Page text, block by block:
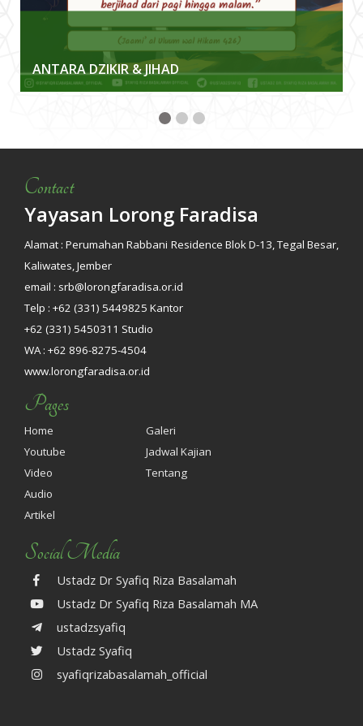
ANTARA DZIKIR & JIHAD
Contact
Yayasan Lorong Faradisa
Alamat : Perumahan Rabbani Residence Blok D-13, Tegal Besar,
Kaliwates, Jember
email : srb@lorongfaradisa.or.id
Telp : +62 (331) 5449825 Kantor
+62 (331) 5450311 Studio
WA : +62 896-8275-4504
www.lorongfaradisa.or.id
Pages
Home
Youtube
Video
Audio
Artikel
Galeri
Jadwal Kajian
Tentang
Social Media
Ustadz Dr Syafiq Riza Basalamah
Ustadz Dr Syafiq Riza Basalamah MA
ustadzsyafiq
Ustadz Syafiq
syafiqrizabasalamah_official